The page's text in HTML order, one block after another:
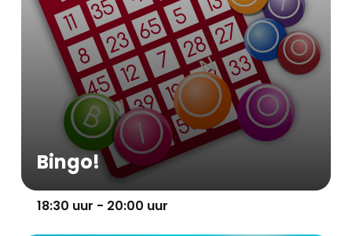
Bingo!
18:30 uur - 20:00 uur